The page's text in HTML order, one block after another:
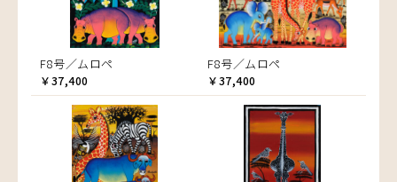
F8号／ムロペ
￥37,400
F8号／ムロペ
￥37,400